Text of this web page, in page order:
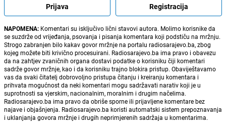
Prijava Registracija
NAPOMENA: Komentari su isključivo lični stavovi autora. Molimo korisnike da
se suzdrže od vrijeđanja, psovanja i pisanja komentara koji podstiču na mržnju.
Strogo zabranjen bilo kakav govor mržnje na portalu radiosarajevo.ba, zbog
kojeg možete biti krivično procesuirani. Radiosarajevo.ba ima pravo i obavezu
da na zahtjev zvaničnih organa dostavi podatke o korisniku čiji komentari
sadrže govor mržnje, kao i da korisniku trajno blokira pristup. Obaviještavamo
vas da svaki čitatelj dobrovoljno pristupa čitanju i kreiranju komentara i
prihvata mogućnost da neki komentari mogu sadržavati narativ koji je u
suprotnosti sa vjerskim, nacionalnim, moralnim i drugim načelima.
Radiosarajevo.ba ima pravo da obriše sporne ili prijavljene komentare bez
najave i objašnjenja. Radiosarajevo.ba koristi automatski sistem prepoznavanja
i uklanjanja govora mržnje i drugih neprimjerenih sadržaja u komentarima.